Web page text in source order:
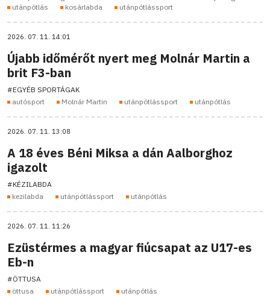
utánpótlás
kosárlabda utánpótlássport
2026. 07. 11. 14:01
Újabb időmérőt nyert meg Molnár Martin a
brit F3-ban
#EGYÉB SPORTÁGAK
autósport
Molnár Martin utánpótlássport utánpótlás
2026. 07. 11. 13:08
A 18 éves Béni Miksa a dán Aalborghoz
igazolt
#KÉZILABDA
kezilabda
utánpótlássport utánpótlás
2026. 07. 11. 11:26
Ezüstérmes a magyar fiúcsapat az U17-es
Eb-n
#ÖTTUSA
öttusa
utánpótlássport utánpótlás